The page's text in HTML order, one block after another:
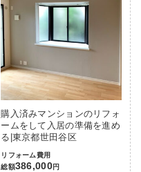
購入済みマンションのリフォ
ームをして入居の準備を進め
る|東京都世田谷区
リフォーム費用
総額386,000円